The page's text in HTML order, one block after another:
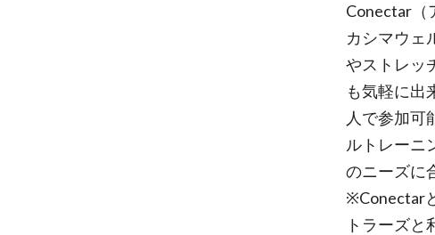
Conectar（
カシマウェ
やストレッ
も気軽に出
人で参加可
ルトレーニ
のニーズに
※Conectar
トラーズ